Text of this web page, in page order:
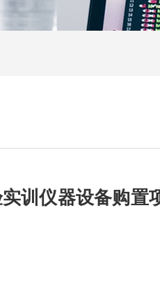
训仪器设备购置